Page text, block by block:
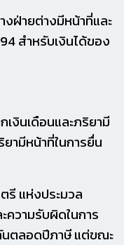
งฝ่ายต่างมีหน้าที่และ
สำหรับเงินได้ของ
เงินเดือนและภริยามี
ามีหน้าที่ในการยื่น
รี แห่งประมวล
ความรับผิดในการ
นตลอดปีภาษี แต่ขณะ